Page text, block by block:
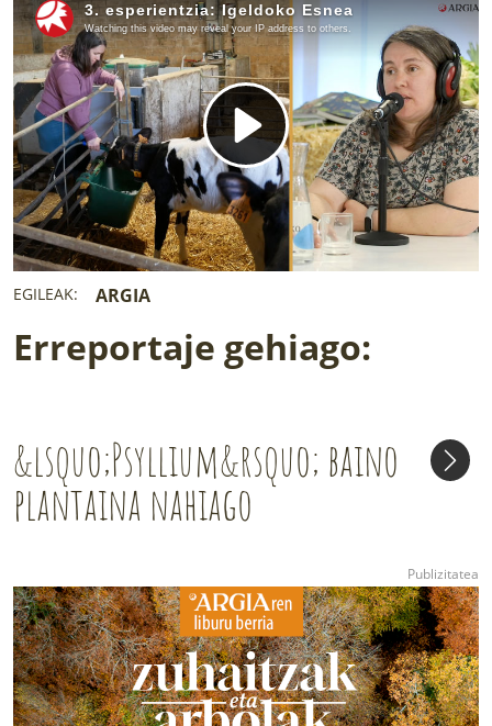
LURRAREN AGENDA
AZOKA
EGILEAK: ARGIA
Erreportaje gehiago:
&lsquo;Psyllium&rsquo; baino
plantaina nahiago